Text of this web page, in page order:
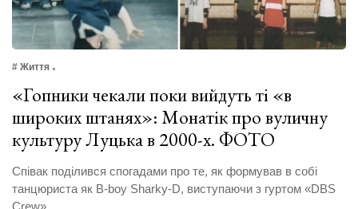
# Життя
«Гопники чекали поки вийдуть ті «в
широких штанях»: Монатік про вуличну
культуру Луцька в 2000-х. ФОТО
Співак поділився спогадами про те, як формував в собі
танцюриста як B-boy Sharky-D, виступаючи з гуртом «DBS
Crew».